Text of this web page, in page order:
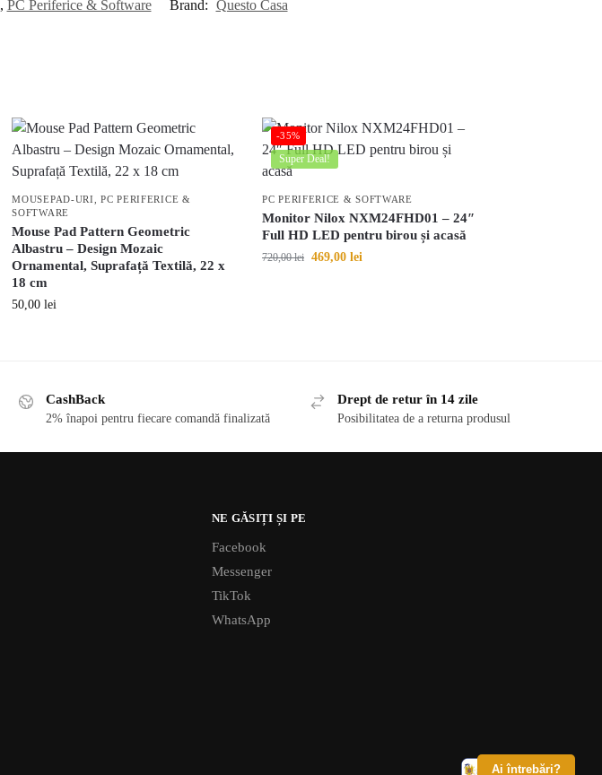
Ai întrebări?
, PC Periferice & Software Brand: Questo Casa
MOUSEPAD-URI ,PC PERIFERICE &
SOFTWARE
Mouse Pad Pattern Geometric
Albastru – Design Mozaic
Ornamental, Suprafață Textilă, 22 x
18 cm
50,00lei
-35%
Super Deal!
PC PERIFERICE & SOFTWARE
Monitor Nilox NXM24FHD01 – 24″
Full HD LED pentru birou și acasă
720,00lei 469,00lei
CashBack
2% înapoi pentru fiecare comandă finalizată
Drept de retur în 14 zile
Posibilitatea de a returna produsul
NE GĂSIȚI ȘI PE
Facebook
Messenger
TikTok
WhatsApp